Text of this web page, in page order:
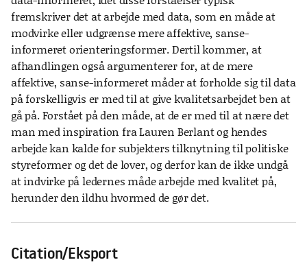
fremskriver det at arbejde med data, som en måde at
modvirke eller udgrænse mere affektive, sanse-
informeret orienteringsformer. Dertil kommer, at
afhandlingen også argumenterer for, at de mere
affektive, sanse-informeret måder at forholde sig til data
på forskelligvis er med til at give kvalitetsarbejdet ben at
gå på. Forstået på den måde, at de er med til at nære det
man med inspiration fra Lauren Berlant og hendes
arbejde kan kalde for subjekters tilknytning til politiske
styreformer og det de lover, og derfor kan de ikke undgå
at indvirke på ledernes måde arbejde med kvalitet på,
herunder den ildhu hvormed de gør det.
Citation/Eksport